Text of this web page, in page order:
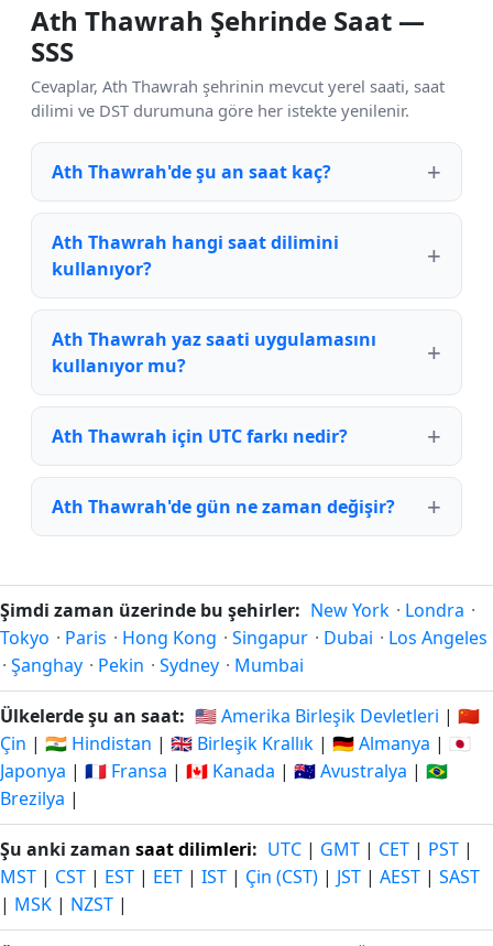
Ath Thawrah Şehrinde Saat —
SSS
Cevaplar, Ath Thawrah şehrinin mevcut yerel saati, saat
dilimi ve DST durumuna göre her istekte yenilenir.
Ath Thawrah'de şu an saat kaç?
Ath Thawrah hangi saat dilimini
kullanıyor?
Ath Thawrah yaz saati uygulamasını
kullanıyor mu?
Ath Thawrah için UTC farkı nedir?
Ath Thawrah'de gün ne zaman değişir?
Şimdi zaman üzerinde bu şehirler: New York · Londra ·
Tokyo · Paris · Hong Kong · Singapur · Dubai · Los Angeles
· Şanghay · Pekin · Sydney · Mumbai
Ülkelerde şu an saat: 🇺🇸 Amerika Birleşik Devletleri | 🇨🇳
Çin | 🇮🇳 Hindistan | 🇬🇧 Birleşik Krallık | 🇩🇪 Almanya | 🇯🇵
Japonya | 🇫🇷 Fransa | 🇨🇦 Kanada | 🇦🇺 Avustralya | 🇧🇷
Brezilya |
Şu anki zaman saat dilimleri: UTC | GMT | CET | PST |
MST | CST | EST | EET | IST | Çin (CST) | JST | AEST | SAST
| MSK | NZST |